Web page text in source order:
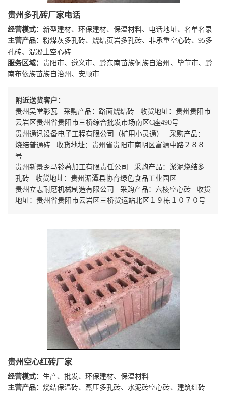
贵州多孔砖厂家电话
经营模式： 新型建材、环保建材、保温材料、电话地址、名单名录
主营产品： 粉煤灰多孔砖、烧结页岩多孔砖、非承重空心砖、95多
孔砖、混凝土空心砖
服务区域： 贵阳市、遵义市、黔东南苗族侗族自治州、毕节市、黔
南布依族苗族自治州、安顺市
附近送货客户：
贵州吴堂彩瓦 采购产品：路面烧结砖 收货地址：贵州贵阳市
云岩区贵州省贵阳市三桥综合批发市场南区C座490号
贵州通讯设备电子工程有限公司（矿用小灵通） 采购产品：
烧结普通砖 收货地址：贵州省贵阳市南明区富源中路２８８
号
贵州新景乡马铃薯加工有限责任公司 采购产品：淤泥烧结多
孔砖 收货地址：贵州湄潭县协育绿色食品工业园区
贵州立志耐磨机械制造有限公司 采购产品：六棱空心砖 收货
地址：贵州省贵阳市云岩区三桥货运站北区１９栋１０７０号
贵州空心红砖厂家
经营模式： 生产、批发、环保建材、保温材料
主营产品： 烧结保温砖、蒸压多孔砖、水泥砖空心砖、建筑红砖